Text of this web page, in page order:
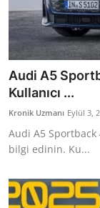
Audi A5
Kullanıcı ...
Kronik Uzmanı Eylül 3,
Audi A5 Sportback
bilgi edinin. Ku...